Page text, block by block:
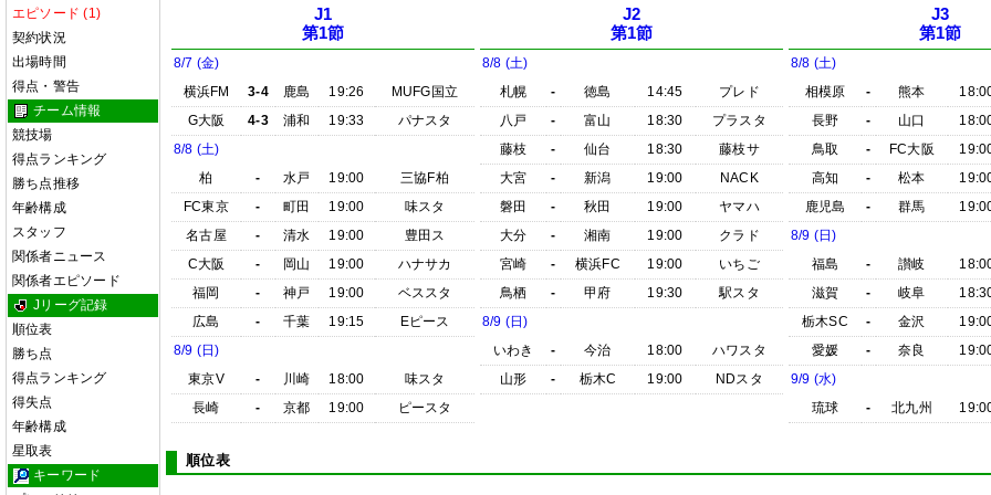
エピソード (1)
契約状況
出場時間
得点・警告
チーム情報
競技場
得点ランキング
勝ち点推移
年齢構成
スタッフ
関係者ニュース
関係者エピソード
Jリーグ記録
順位表
勝ち点
得点ランキング
得失点
年齢構成
星取表
キーワード
J1
第1節
8/7 (金)
横浜FM
3-4 鹿島 19:26
MUFG国立
G大阪
4-3 浦和 19:33
パナスタ
8/8 (土)
柏
- 水戸 19:00
三協F柏
FC東京
- 町田 19:00
味スタ
名古屋
- 清水 19:00
豊田ス
C大阪
- 岡山 19:00
ハナサカ
福岡
- 神戸 19:00
ベススタ
広島
- 千葉 19:15
Eピース
8/9 (日)
東京V
- 川崎 18:00
味スタ
長崎
- 京都 19:00 ピースタ
J2
第1節
8/8 (土)
札幌
- 徳島 14:45
プレド
八戸
- 富山 18:30
プラスタ
藤枝
- 仙台 18:30
藤枝サ
大宮
- 新潟 19:00
NACK
磐田
- 秋田 19:00
ヤマハ
大分
- 湘南 19:00
クラド
宮崎
- 横浜FC 19:00
いちご
鳥栖
- 甲府 19:30
駅スタ
8/9 (日)
いわき
- 今治 18:00
ハワスタ
山形
- 栃木C 19:00 NDスタ
J3
第1節
8/8 (土)
相模原
- 熊本
長野
- 山口
鳥取
- FC大阪
高知
- 松本
鹿児島
- 群馬
8/9 (日)
福島
- 讃岐
滋賀
- 岐阜
栃木SC
- 金沢
愛媛
- 奈良
9/9 (水)
琉球
- 北九州
順位表